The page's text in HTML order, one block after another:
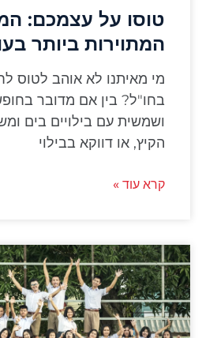
טוסו על עצמכם:
המתוירות ביותר
מי מאיתנו לא אוהב לטוס
בחו"ל? בין אם מדובר
ושמשית עם בילויים בים
הקיץ, או דווקא בבילוי
קרא עוד »